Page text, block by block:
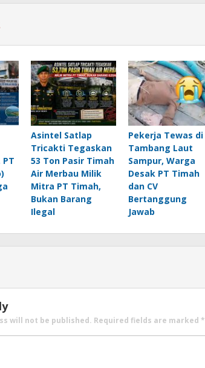
Asintel Satlap
Tricakti Tegaskan
53 Ton Pasir Timah
Air Merbau Milik
Mitra PT Timah,
Bukan Barang
Ilegal
Pekerja Tewas di
Tambang Laut
Sampur, Warga
Desak PT Timah
dan CV
Bertanggung
Jawab
will not be published. Required fields are marked *